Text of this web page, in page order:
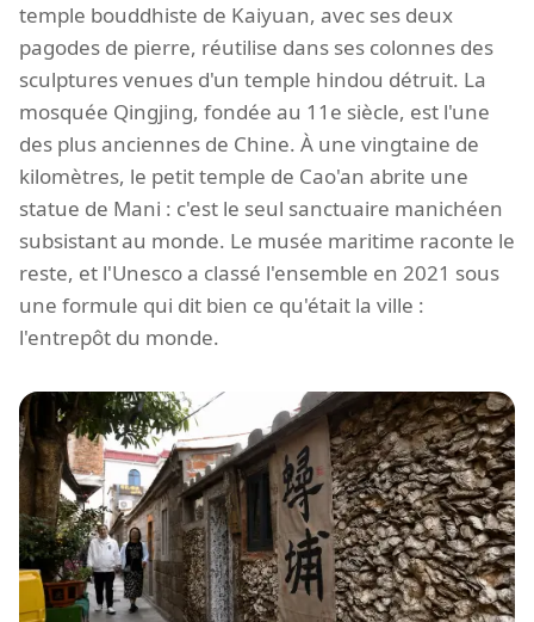
temple bouddhiste de Kaiyuan, avec ses deux
pagodes de pierre, réutilise dans ses colonnes des
sculptures venues d'un temple hindou détruit. La
mosquée Qingjing, fondée au 11e siècle, est l'une
des plus anciennes de Chine. À une vingtaine de
kilomètres, le petit temple de Cao'an abrite une
statue de Mani : c'est le seul sanctuaire manichéen
subsistant au monde. Le musée maritime raconte le
reste, et l'Unesco a classé l'ensemble en 2021 sous
une formule qui dit bien ce qu'était la ville :
l'entrepôt du monde.